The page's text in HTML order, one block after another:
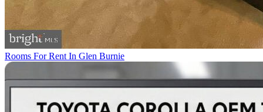
Rooms For Rent In Glen Burnie